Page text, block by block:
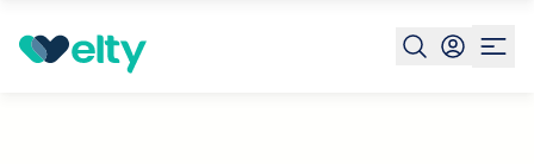
Prenota visita